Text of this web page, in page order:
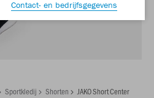
Sportkledij Shorten JAKO Short Center 2.0
Contact- en bedrijfsgegevens